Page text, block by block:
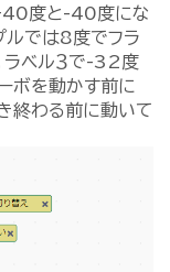
+40度と-40度にな
ルでは8度でフラ
ラベル３で-32度
ボを動かす前に
き終わる前に動いて